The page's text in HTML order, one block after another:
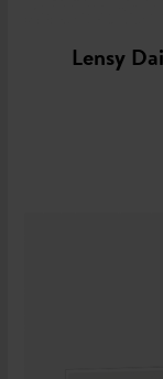
Lensy